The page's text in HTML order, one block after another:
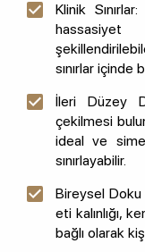
Klinik
sınırlar içinde
İleri Düzey
çekilmesi
ideal ve
sınırlayabilir.
Bireysel Doku
eti kalınlığı,
bağlı olarak